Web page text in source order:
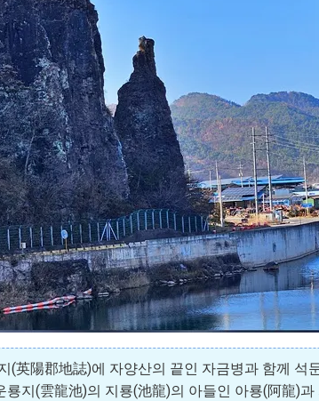
(英陽郡地誌)에 자양산의 끝인 자금병과 함께
룡지(雲龍池)의 지룡(池龍)의 아들인 아룡(阿龍)